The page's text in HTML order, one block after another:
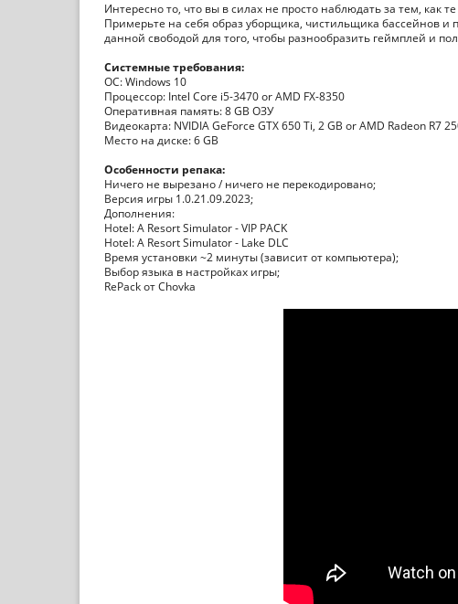
Интересно то, что вы в силах не просто наблюдать за тем, как
Примерьте на себя образ уборщика, чистильщика бассейнов и
данной свободой для того, чтобы разнообразить геймплей и
Системные требования:
ОС: Windows 10
Процессор: Intel Core i5-3470 or AMD FX-8350
Оперативная память: 8 GB ОЗУ
Видеокарта: NVIDIA GeForce GTX 650 Ti, 2 GB or AMD Radeon R7
Место на диске: 6 GB
Особенности репака:
Ничего не вырезано / ничего не перекодировано;
Версия игры 1.0.21.09.2023;
Дополнения:
Hotel: A Resort Simulator - VIP PACK
Hotel: A Resort Simulator - Lake DLC
Время установки ~2 минуты (зависит от компьютера);
Выбор языка в настройках игры;
RePack от Chovka